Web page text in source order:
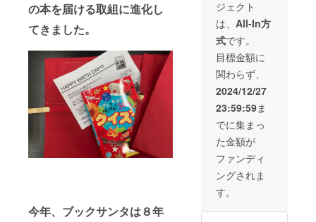
の本を届ける取組に進化し
てきました。
今年、ブックサンタは８年
活動報
告は支
援者全
員にお
送りし
ます。
※支援者
へは
《本は
届きま
せん》
のでご
注意下
さい。
※希望す
る本が
み、備
合、オ
プショ
ンで不
要を選
択くだ
さい。
※活動報
告は支
援者全
員にお
送りし
ます。
★リ
ターン
グッズ
セット
ター ・
て頂き
ます。
御礼に
「リ
ターン
グッズ
セッ
ト」を
配送し
ます。
→配送
は不要
の場
合、オ
プショ
ンで不
さい。
ジェクト
は、 All-In方
式です。
目標金額に
関わらず、
2024/12/27
23:59:59ま
でに集まっ
た金額が
ファンディ
ングされま
す。